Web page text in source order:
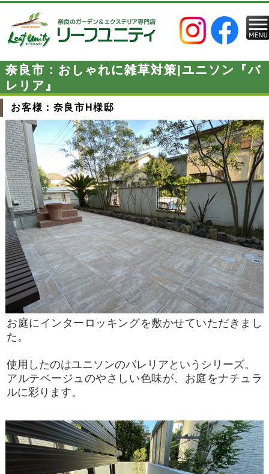
奈良市：おしゃれに雑草対策|ユニソン『バ
レリア』
お客様：奈良市H様邸
お庭にインターロッキングを敷かせていただきまし
た。
使用したのはユニソンのバレリアというシリーズ。
アルテベージュのやさしい色味が、お庭をナチュラ
ルに彩ります。